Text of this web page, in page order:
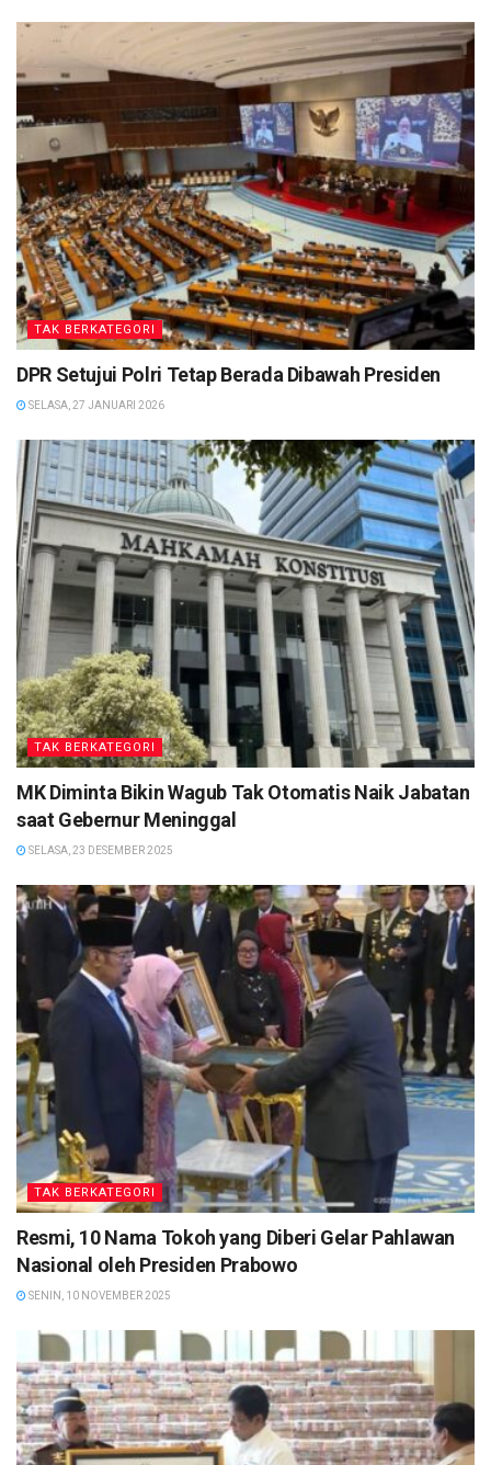
TAK BERKATEGORI
DPR Setujui Polri Tetap Berada Dibawah Presiden
SELASA, 27 JANUARI 2026
TAK BERKATEGORI
MK Diminta Bikin Wagub Tak Otomatis Naik Jabatan
saat Gebernur Meninggal
SELASA, 23 DESEMBER 2025
TAK BERKATEGORI
Resmi, 10 Nama Tokoh yang Diberi Gelar Pahlawan
Nasional oleh Presiden Prabowo
SENIN, 10 NOVEMBER 2025